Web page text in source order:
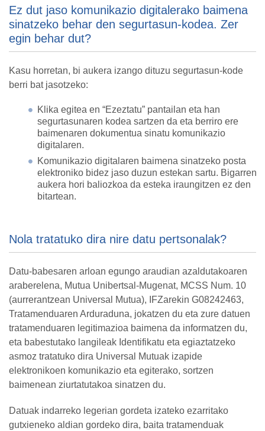
Ez dut jaso komunikazio digitalerako baimena
sinatzeko behar den segurtasun-kodea. Zer
egin behar dut?
Kasu horretan, bi aukera izango dituzu segurtasun-kode
berri bat jasotzeko:
Klika egitea en “Ezeztatu” pantailan eta han
segurtasunaren kodea sartzen da eta berriro ere
baimenaren dokumentua sinatu komunikazio
digitalaren.
Komunikazio digitalaren baimena sinatzeko posta
elektroniko bidez jaso duzun estekan sartu. Bigarren
aukera hori baliozkoa da esteka iraungitzen ez den
bitartean.
Nola tratatuko dira nire datu pertsonalak?
Datu-babesaren arloan egungo araudian azaldutakoaren
araberelena, Mutua Unibertsal-Mugenat, MCSS Num. 10
(aurrerantzean Universal Mutua), IFZarekin G08242463,
Tratamenduaren Arduraduna, jokatzen du eta zure datuen
tratamenduaren legitimazioa baimena da informatzen du,
eta babestutako langileak Identifikatu eta egiaztatzeko
asmoz tratatuko dira Universal Mutuak izapide
elektronikoen komunikazio eta egiterako, sortzen
baimenean ziurtatutakoa sinatzen du.
Datuak indarreko legerian gordeta izateko ezarritako
gutxieneko aldian gordeko dira, baita tratamenduak